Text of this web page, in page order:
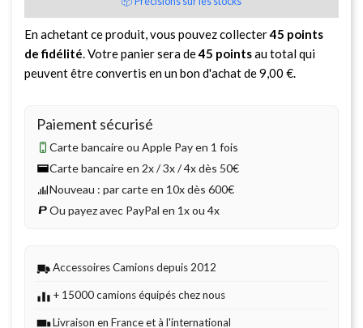
En achetant ce produit, vous pouvez collecter45 points
de fidélité. Votre panier sera de45 pointsau total qui
peuvent être convertis en un bon d'achat de9,00 €.
Paiement sécurisé
Carte bancaire ou Apple Pay en 1 fois
Carte bancaire en 2x / 3x / 4x dès 50€
Nouveau : par carte en 10x dès 600€
Ou payez avec PayPal en 1x ou 4x
Accessoires Camions depuis 2012
+ 15000 camions équipés chez nous
Livraison en France et à l'international